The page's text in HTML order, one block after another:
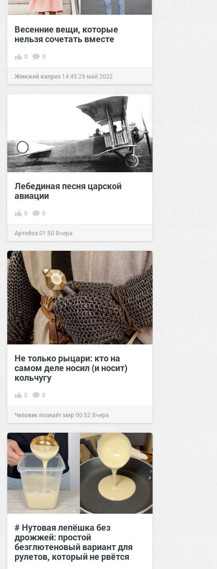
Весенние вещи, которые
нельзя сочетать вместе
0 0
Женский каприз 14:45 29 май 2022
Лебединая песня царской
авиации
0 0
Артобоз01:50 Вчера
Не только рыцари: кто на
самом деле носил (и носит)
кольчугу
0 0
Человек познаёт мир00:52 Вчера
# Нутовая лепёшка без
дрожжей: простой
безглютеновый вариант для
рулетов, который не рвётся